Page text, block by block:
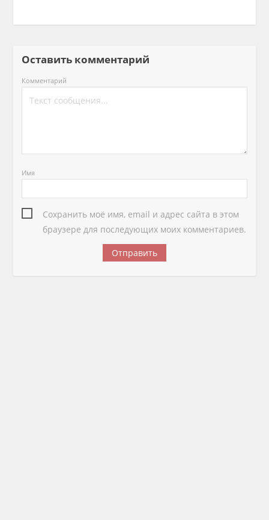
Оставить комментарий
Комментарий
Имя
Сохранить моё имя, email и адрес сайта в этом
браузере для последующих моих комментариев.